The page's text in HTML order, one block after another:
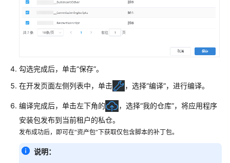
用
华
为
应
用
权
限
买
勾选完成后，单击“保存”。
在开发页面左侧列表中，单击
，选择“编译”，进行编译。
编译完成后，单击左下角的
，选择“我的仓库”，将应用程序
安装包发布到当前租户的私仓。
发布成功后，即可在“资产包”下获取仅包含脚本的补丁包。
说明：